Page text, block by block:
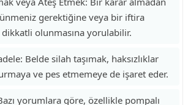
gerektiğine veya bir iftira
olunmasına yorulabilir.
Belde silah taşımak, haksızlıklar
ve pes etmemeye de işaret eder.
yorumlara göre, özellikle pompalı